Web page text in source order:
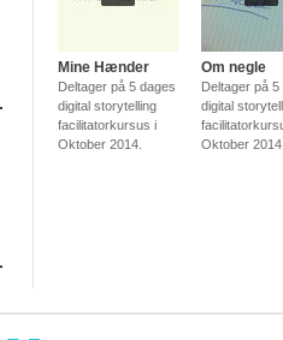
Mine Hænder
Deltager på 5 dages
digital storytelling
facilitatorkursus i
Oktober 2014.
Om negle
Deltager på 5
digital
Oktober